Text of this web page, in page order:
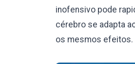
inofensivo pode
cérebro se adapta
os mesmos efeitos.